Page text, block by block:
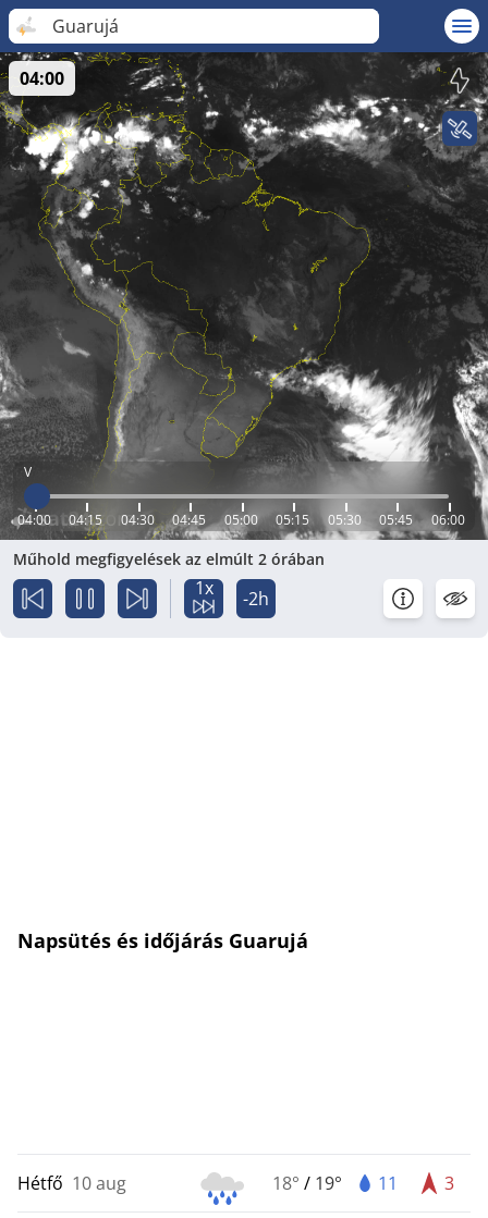
Guarujá
V
04:00 04:15 04:30 04:45 05:00 05:15 05:30 05:45 06:00
04:00
Műhold megfigyelések az elmúlt 2 órában
1x -2h
Napsütés és időjárás Guarujá
Hétfő 10 aug 18° / 19° 11 3